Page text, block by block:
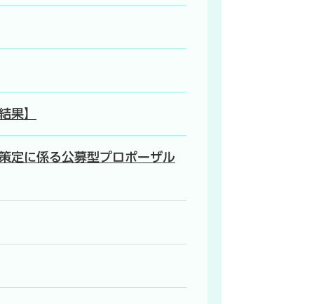
果】
定に係る公募型プロポーザル